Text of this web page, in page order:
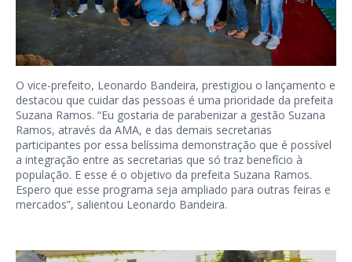
O vice-prefeito, Leonardo Bandeira, prestigiou o lançamento e
destacou que cuidar das pessoas é uma prioridade da prefeita
Suzana Ramos. “Eu gostaria de parabenizar a gestão Suzana
Ramos, através da AMA, e das demais secretarias
participantes por essa belíssima demonstração que é possível
a integração entre as secretarias que só traz benefício à
população. E esse é o objetivo da prefeita Suzana Ramos.
Espero que esse programa seja ampliado para outras feiras e
mercados”, salientou Leonardo Bandeira.